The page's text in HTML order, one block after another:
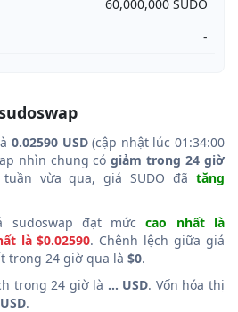
60,000,000 SUDO
-
0.02590 USD(cập nhật lúc 01:34:00
nhìn chung cógiảm trong 24 giờ
tuần vừa qua, giá SUDO đãtăng
sudoswap đạt mứccao nhất là
là $0.02590. Chênh lệch giữa giá
trong 24 giờ qua là $0.
trong 24 giờ là ... USD. Vốn hóa thị
.